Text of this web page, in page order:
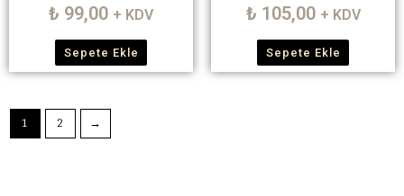
₺ 99,00 + KDV
Sepete Ekle
₺ 105,00 + KDV
Sepete Ekle
1 2 →